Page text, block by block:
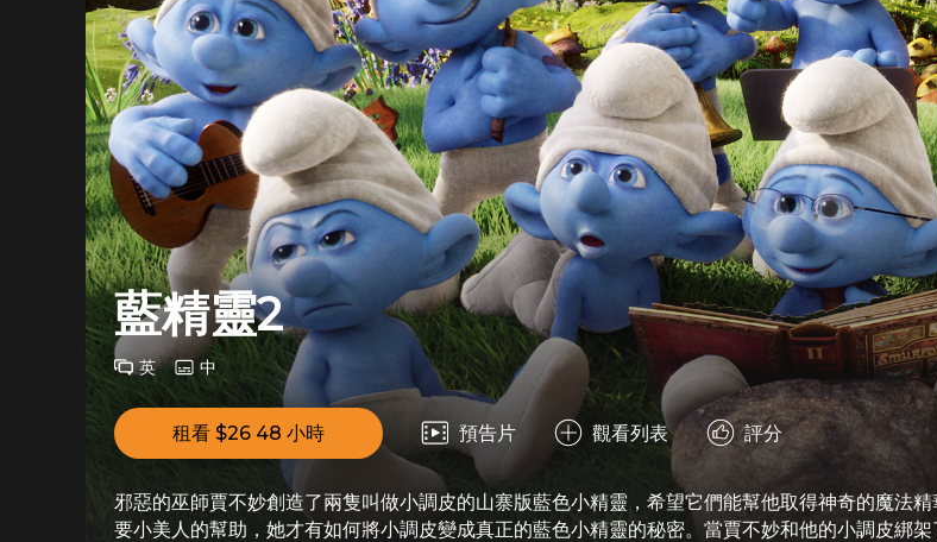
藍精靈2
英 中
租看 $26 48 小時 預告片 觀看列表 評分
邪惡的巫師賈不妙創造了兩隻叫做小調皮的山寨版藍色小精靈，希望它們能幫他取得神奇的魔法
要小美人的幫助，她才有如何將小調皮變成真正的藍色小精靈的秘密。當賈不妙和他的小調皮綁架